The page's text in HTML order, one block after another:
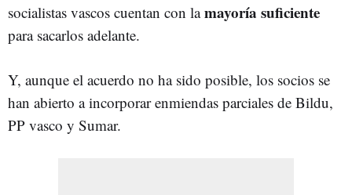
socialistas vascos cuentan con lamayoría suficiente
para sacarlos adelante.
Y, aunque el acuerdo no ha sido posible, los socios se
han abierto a incorporar enmiendas parciales de Bildu,
PP vasco y Sumar.